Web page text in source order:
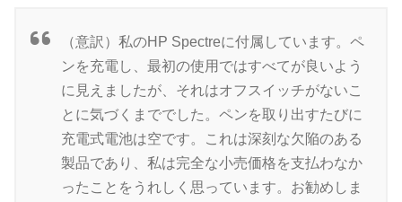
（意訳）私のHP Spectreに付属しています。ペ
ンを充電し、最初の使用ではすべてが良いよう
に見えましたが、それはオフスイッチがないこ
とに気づくまででした。ペンを取り出すたびに
充電式電池は空です。これは深刻な欠陥のある
製品であり、私は完全な小売価格を支払わなか
ったことをうれしく思っています。お勧めしま